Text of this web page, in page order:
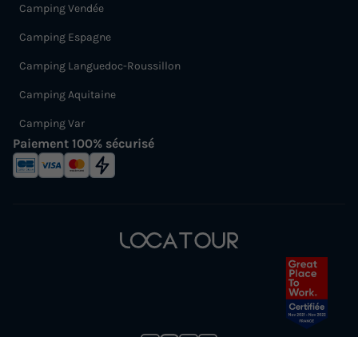
Camping Vendée
Camping Espagne
Camping Languedoc-Roussillon
Camping Aquitaine
Camping Var
Paiement 100% sécurisé